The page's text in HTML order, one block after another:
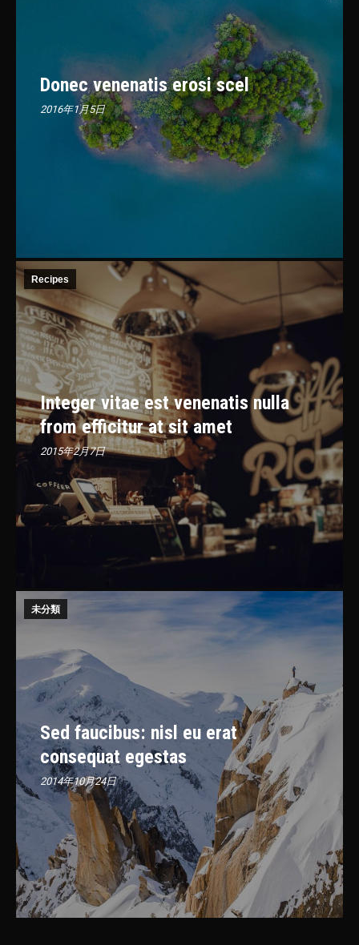
Donec venenatis erosi scel
2016年1月5日
Recipes
Integer vitae est venenatis nulla
from efficitur at sit amet
2015年2月7日
未分類
Sed faucibus: nisl eu erat
consequat egestas
2014年10月24日